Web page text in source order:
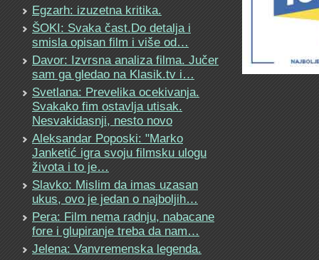
Egzarh: izuzetna kritika.
ŠOKI: Svaka čast.Do detalja i
smisla opisan film i više od…
Davor: Izvrsna analiza filma. Jučer
sam ga gledao na Klasik.tv i…
Svetlana: Prevelika ocekivanja.
Svakako fim ostavlja utisak.
Nesvakidasnji, nesto novo
Aleksandar Poposki: "Marko
Janketić igra svoju filmsku ulogu
života i to je…
Slavko: Mislim da imas uzasan
ukus, ovo je jedan o najboljih…
Pera: Film nema radnju, nabacane
fore i glupiranje treba da nam…
Jelena: Vanvremenska legenda.